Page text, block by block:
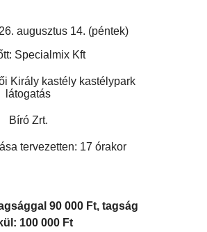
augusztus 14. (péntek)
: Specialmix Kft
Király kastély kastélypark
látogatás
Bíró Zrt.
tervezetten: 17 órakor
90 000 Ft, tagság
100 000 Ft